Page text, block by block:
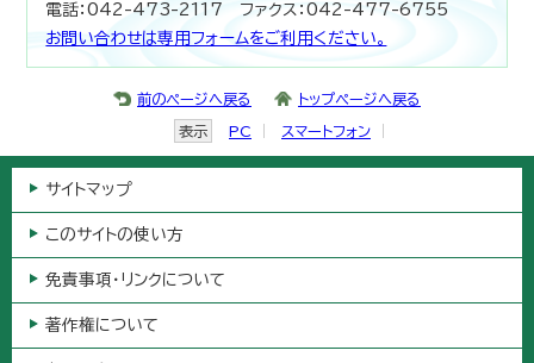
電話：042-473-2117 ファクス：042-477-6755
お問い合わせは専用フォームをご利用ください。
前のページへ戻る トップページへ戻る
表示 PC スマートフォン
サイトマップ
このサイトの使い方
免責事項・リンクについて
著作権について